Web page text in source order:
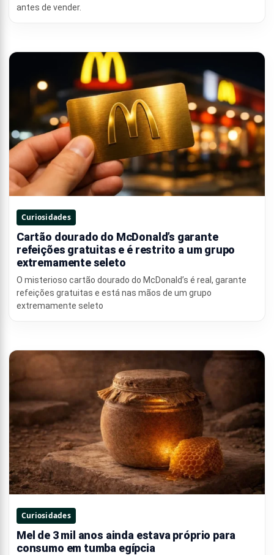
antes de vender.
Curiosidades
Cartão dourado do McDonald’s garante
refeições gratuitas e é restrito a um grupo
extremamente seleto
O misterioso cartão dourado do McDonald’s é real, garante
refeições gratuitas e está nas mãos de um grupo
extremamente seleto
Curiosidades
Mel de 3 mil anos ainda estava próprio para
consumo em tumba egípcia